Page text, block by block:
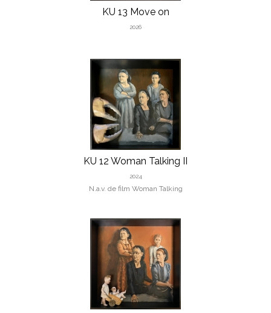
KU 13 Move on
2026
KU 12 Woman Talking II
2024
N.a.v. de film Woman Talking